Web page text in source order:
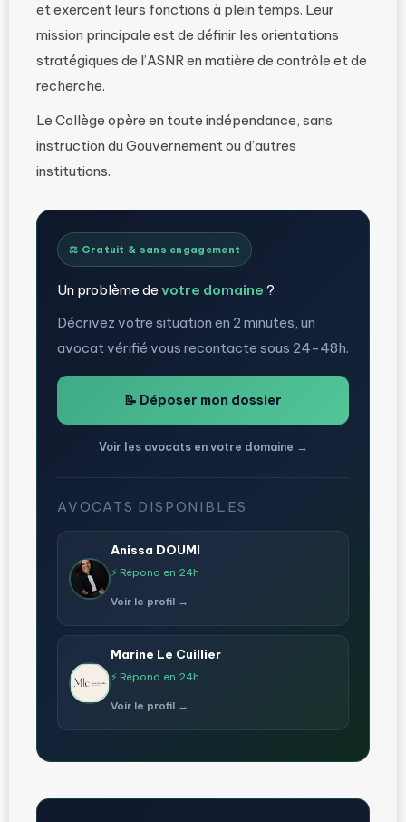
et exercent leurs fonctions à plein temps. Leur
mission principale est de définir les orientations
stratégiques de l’ASNR en matière de contrôle et de
recherche.
Le Collège opère en toute indépendance, sans
instruction du Gouvernement ou d’autres
institutions.
⚖️ Gratuit & sans engagement
Un problème de votre domaine ?
Décrivez votre situation en 2 minutes, un
avocat vérifié vous recontacte sous 24-48h.
📝 Déposer mon dossier
Voir les avocats en votre domaine →
AVOCATS DISPONIBLES
Anissa DOUMI
⚡ Répond en 24h
Voir le profil →
Marine Le Cuillier
⚡ Répond en 24h
Voir le profil →